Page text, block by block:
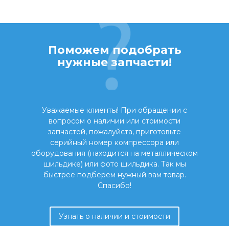
Поможем подобрать
нужные запчасти!
Уважаемые клиенты! При обращении с
вопросом о наличии или стоимости
запчастей, пожалуйста, приготовьте
серийный номер компрессора или
оборудования (находится на металлическом
шильдике) или фото шильдика. Так мы
быстрее подберем нужный вам товар.
Спасибо!
Узнать о наличии и стоимости